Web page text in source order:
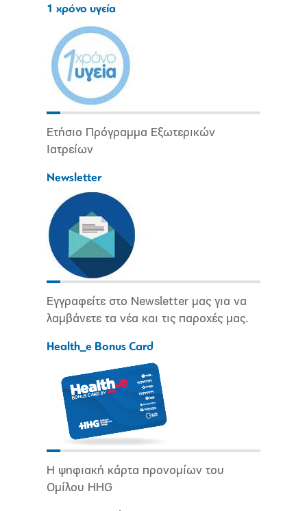
1 χρόνο υγεία
Ετήσιο Πρόγραμμα Εξωτερικών
Ιατρείων
Newsletter
Εγγραφείτε στο Newsletter μας για να
λαμβάνετε τα νέα και τις παροχές μας.
Health_e Bonus Card
Η ψηφιακή κάρτα προνομίων του
Ομίλου HHG